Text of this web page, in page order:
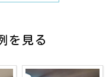
を見る